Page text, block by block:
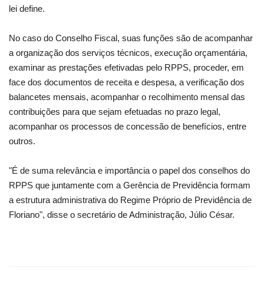
lei define.
No caso do Conselho Fiscal, suas funções são de acompanhar
a organização dos serviços técnicos, execução orçamentária,
examinar as prestações efetivadas pelo RPPS, proceder, em
face dos documentos de receita e despesa, a verificação dos
balancetes mensais, acompanhar o recolhimento mensal das
contribuições para que sejam efetuadas no prazo legal,
acompanhar os processos de concessão de benefícios, entre
outros.
"É de suma relevância e importância o papel dos conselhos do
RPPS que juntamente com a Gerência de Previdência formam
a estrutura administrativa do Regime Próprio de Previdência de
Floriano", disse o secretário de Administração, Júlio César.